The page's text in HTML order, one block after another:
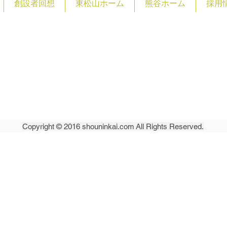
創設者回想 東松山ホーム 熊谷ホーム 採用
Copyright © 2016 shouninkai.com All Rights Reserved.